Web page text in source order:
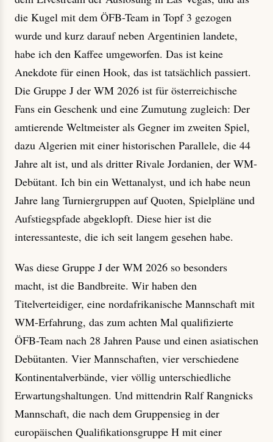
die Kugel mit dem ÖFB-Team in Topf 3 gezogen
wurde und kurz darauf neben Argentinien landete,
habe ich den Kaffee umgeworfen. Das ist keine
Anekdote für einen Hook, das ist tatsächlich passiert.
Die Gruppe J der WM 2026 ist für österreichische
Fans ein Geschenk und eine Zumutung zugleich: Der
amtierende Weltmeister als Gegner im zweiten Spiel,
dazu Algerien mit einer historischen Parallele, die 44
Jahre alt ist, und als dritter Rivale Jordanien, der WM-
Debütant. Ich bin ein Wettanalyst, und ich habe neun
Jahre lang Turniergruppen auf Quoten, Spielpläne und
Aufstiegspfade abgeklopft. Diese hier ist die
interessanteste, die ich seit langem gesehen habe.
Was diese Gruppe J der WM 2026 so besonders
macht, ist die Bandbreite. Wir haben den
Titelverteidiger, eine nordafrikanische Mannschaft mit
WM-Erfahrung, das zum achten Mal qualifizierte
ÖFB-Team nach 28 Jahren Pause und einen asiatischen
Debütanten. Vier Mannschaften, vier verschiedene
Kontinentalverbände, vier völlig unterschiedliche
Erwartungshaltungen. Und mittendrin Ralf Rangnicks
Mannschaft, die nach dem Gruppensieg in der
europäischen Qualifikationsgruppe H mit einer